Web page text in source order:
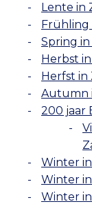
Lente in
Frühling
Spring
Herbst
Herfst in
Autumn
200 jaar
Winter
Winter
Winter